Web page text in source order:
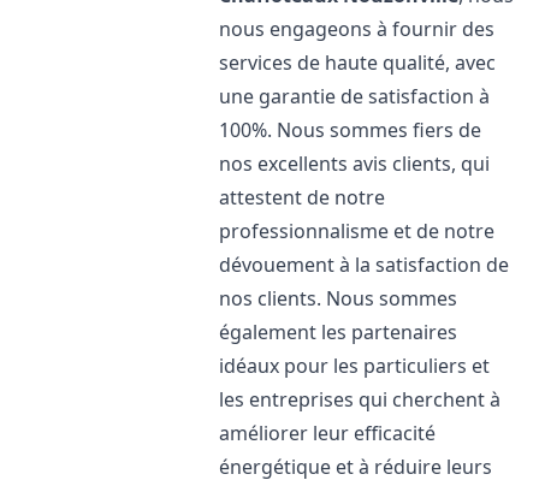
nous engageons à fournir des
services de haute qualité, avec
une garantie de satisfaction à
100%. Nous sommes fiers de
nos excellents avis clients, qui
attestent de notre
professionnalisme et de notre
dévouement à la satisfaction de
nos clients. Nous sommes
également les partenaires
idéaux pour les particuliers et
les entreprises qui cherchent à
améliorer leur efficacité
énergétique et à réduire leurs